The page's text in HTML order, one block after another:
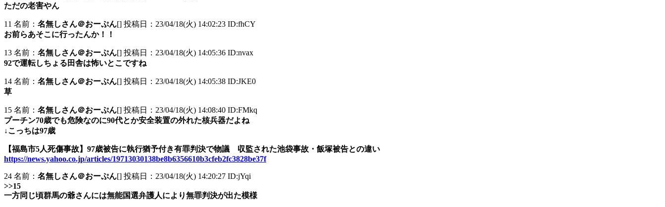
ただの老害やん
11 名前： 名無しさん＠おーぷん[] 投稿日：23/04/18(火) 14:02:23 ID:fhCY
お前らあそこに行ったんか！！
13 名前： 名無しさん＠おーぷん[] 投稿日：23/04/18(火) 14:05:36 ID:nvax
92で運転しちょる田舎は怖いとこですね
14 名前： 名無しさん＠おーぷん[] 投稿日：23/04/18(火) 14:05:38 ID:JKE0
草
15 名前： 名無しさん＠おーぷん[] 投稿日：23/04/18(火) 14:08:40 ID:FMkq
プーチン70歳でも危険なのに90代とか安全装置の外れた核兵器だよね
↓こっちは97歳
【福島市5人死傷事故】97歳被告に執行猶予付き有罪判決で物議 収監された池袋事故・飯塚被告との違い
https://news.yahoo.co.jp/articles/19713030138be8b6356610b3cfeb2fc3828be37f
24 名前： 名無しさん＠おーぷん[] 投稿日：23/04/18(火) 14:20:27 ID:jYqi
>>15
一方同じ頃群馬の爺さんには無能国選弁護人により無罪判決が出た模様